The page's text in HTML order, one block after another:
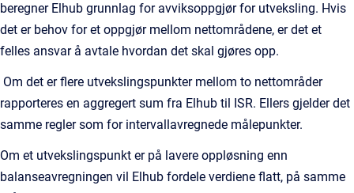
beregner Elhub grunnlag for avviksoppgjør for utveksling. Hvis
det er behov for et oppgjør mellom nettområdene, er det et
felles ansvar å avtale hvordan det skal gjøres opp.
Om det er flere utvekslingspunkter mellom to nettområder
rapporteres en aggregert sum fra Elhub til ISR. Ellers gjelder det
samme regler som for intervallavregnede målepunkter.
Om et utvekslingspunkt er på lavere oppløsning enn
balanseavregningen vil Elhub fordele verdiene flatt, på samme